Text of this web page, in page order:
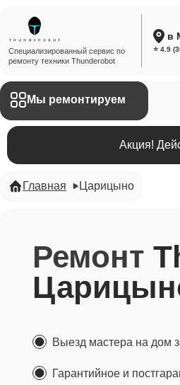
Специализированный сервис по
ремонту техники Thunderobot
в
⭐ 4.9
Мы ремонтируем
Акция!
Главная Царицыно
Ремонт
Выезд мастера на дом
Гарантийное и